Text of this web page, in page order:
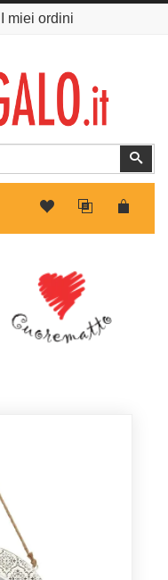
I miei ordini